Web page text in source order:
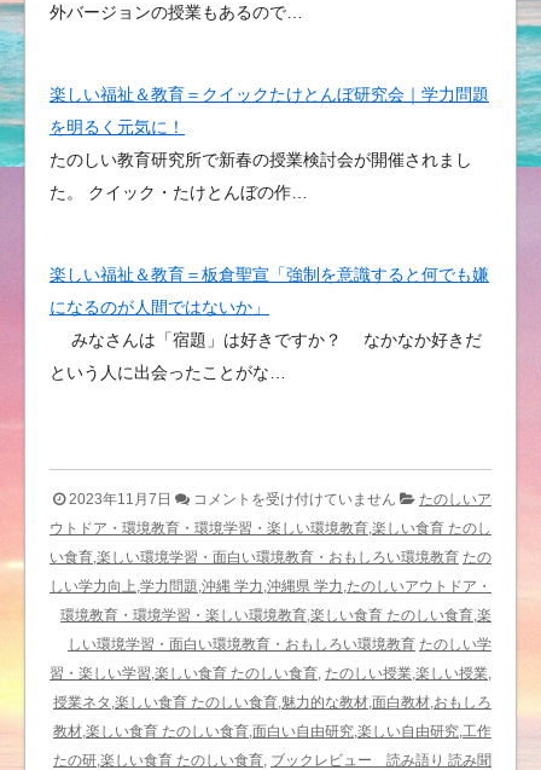
外バージョンの授業もあるので…
楽しい福祉＆教育＝クイックたけとんぼ研究会｜学力問題
を明るく元気に！
たのしい教育研究所で新春の授業検討会が開催されまし
た。 クイック・たけとんぼの作…
楽しい福祉＆教育＝板倉聖宣「強制を意識すると何でも嫌
になるのが人間ではないか」
みなさんは「宿題」は好きですか？ なかなか好きだ
という人に出会ったことがな…
2023年11月7日
楽
し
い
ア
ウ
ト
ド
ア
〈生
き
コメントを受け付けていません
たのしいア
ウトドア・環境教育・環境学習・楽しい環境教育,楽しい食育 たのし
い食育,楽しい環境学習・面白い環境教育・おもしろい環境教育 たの
しい学力向上,学力問題,沖縄 学力,沖縄県 学力,たのしいアウトドア・
環境教育・環境学習・楽しい環境教育,楽しい食育 たのしい食育,楽
しい環境学習・面白い環境教育・おもしろい環境教育 たのしい学
習・楽しい学習,楽しい食育 たのしい食育, たのしい授業,楽しい授業,
授業ネタ,楽しい食育 たのしい食育,魅力的な教材,面白教材,おもしろ
教材,楽しい食育 たのしい食育,面白い自由研究,楽しい自由研究,工作
たの研,楽しい食育 たのしい食育, ブックレビュー 読み語り 読み聞